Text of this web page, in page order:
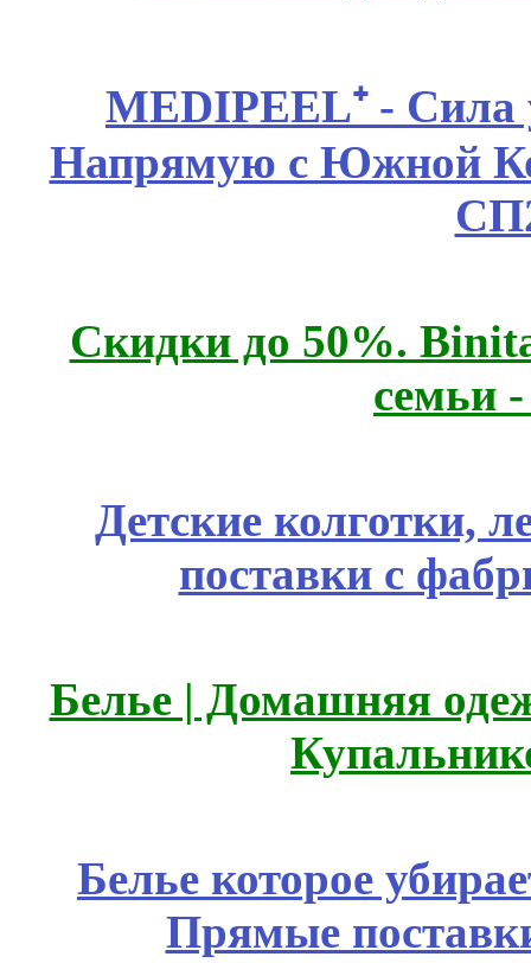
MEDIPEEL⁺ - Сила
Напрямую с Южной
Скидки до 50%.
семьи
Детские колготки,
поставки с
Белье | Домашняя
Белье которое
Прямые